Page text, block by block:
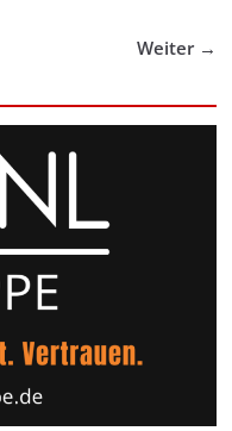
Weiter →